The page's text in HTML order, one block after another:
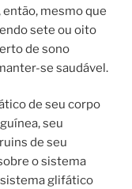
mesmo que
sete ou oito
de sono
se saudável.
de seu corpo
seu
de seu
o sistema
glifático